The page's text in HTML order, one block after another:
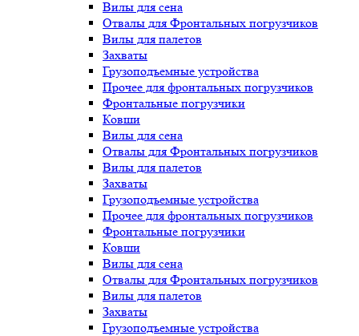
Вилы для сена
Отвалы для Фронтальных погрузчиков
Вилы для палетов
Захваты
Грузоподъемные устройства
Прочее для фронтальных погрузчиков
Фронтальные погрузчики
Ковши
Вилы для сена
Отвалы для Фронтальных погрузчиков
Вилы для палетов
Захваты
Грузоподъемные устройства
Прочее для фронтальных погрузчиков
Фронтальные погрузчики
Ковши
Вилы для сена
Отвалы для Фронтальных погрузчиков
Вилы для палетов
Захваты
Грузоподъемные устройства